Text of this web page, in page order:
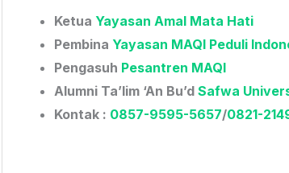
Ketua Yayasan Amal Mata Hati
Pembina Yayasan MAQI Peduli
Pengasuh Pesantren MAQI
Alumni Ta’lim ‘An Bu’d Safwa
Kontak : 0857-9595-5657/0821-